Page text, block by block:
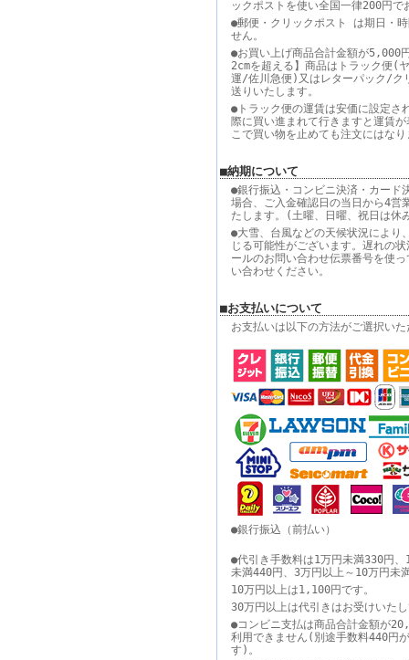
ックポストを使い全国一律200円で
●郵便・クリックポスト は期日・
せん。
●お買い上げ商品合計金額が5,000
2cmを超える】商品はトラック便(
運/佐川急便)又はレターパック/ク
送りいたします。
●トラック便の運賃は安価に設定さ
際に買い進まれて行きますと運賃
こで買い物を止めても注文にはな
■納期について
●銀行振込・コンビニ決済・カード
場合、ご入金確認日の当日から4営
たします。(土曜、日曜、祝日は休
●大雪、台風などの天候状況により
じる可能性がございます。遅れの
ールのお問い合わせ伝票番号を使
い合わせください。
■お支払いについて
お支払いは以下の方法がご選択い
●銀行振込（前払い）
●代引き手数料は1万円未満330円
未満440円、3万円以上～10万円未
10万円以上は1,100円です。
30万円以上は代引きはお受けいた
●コンビニ支払は商品合計金額が
利用できません(別途手数料440円
す)。